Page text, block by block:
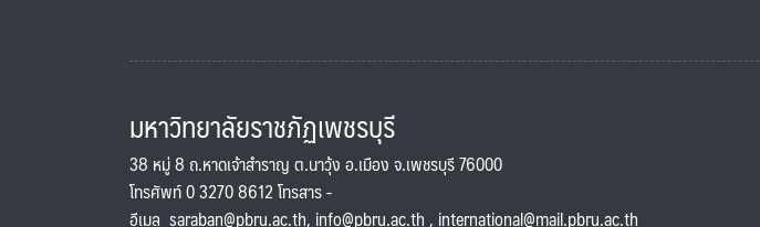
มหาวิทยาลัยราชภัฏเพชรบุรี
38 หมู่ 8 ถ.หาดเจ้าสำราญ ต.นาวุ้ง อ.เมือง จ.เพชรบุรี 76000
โทรศัพท์ 0 3270 8612 โทรสาร -
อีเมล saraban@pbru.ac.th, info@pbru.ac.th, international@mail.pbru.ac.th